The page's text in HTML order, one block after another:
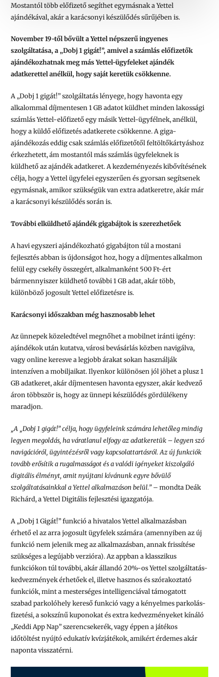
Mostantól több előfizető segíthet egymásnak a Yettel
ajándékával, akár a karácsonyi készülődés sűrűjében is.
November 19-től bővült a Yettel népszerű ingyenes
szolgáltatása, a „Dobj 1 gigát!”, amivel a számlás előfizetők
ajándékozhatnak meg más Yettel-ügyfeleket ajándék
adatkerettel anélkül, hogy saját keretük csökkenne.
A „Dobj 1 gigát!” szolgáltatás lényege, hogy havonta egy
alkalommal díjmentesen 1 GB adatot küldhet minden lakossági
számlás Yettel-előfizető egy másik Yettel-ügyfélnek, anélkül,
hogy a küldő előfizetés adatkerete csökkenne. A giga-
ajándékozás eddig csak számlás előfizetőtől feltöltőkártyáshoz
érkezhetett, ám mostantól más számlás ügyfeleknek is
küldhető az ajándék adatkeret. A kezdeményezés kibővítésének
célja, hogy a Yettel ügyfelei egyszerűen és gyorsan segítsenek
egymásnak, amikor szükségük van extra adatkeretre, akár már
a karácsonyi készülődés során is.
További elküldhető ajándék gigabájtok is szerezhetőek
A havi egyszeri ajándékozható gigabájton túl a mostani
fejlesztés abban is újdonságot hoz, hogy a díjmentes alkalmon
felül egy csekély összegért, alkalmanként 500 Ft-ért
bármennyiszer küldhető további 1 GB adat, akár több,
különböző jogosult Yettel előfizetésre is.
Karácsonyi időszakban még hasznosabb lehet
Az ünnepek közeledtével megnőhet a mobilnet iránti igény:
ajándékok után kutatva, városi bevásárlás közben navigálva,
vagy online keresve a legjobb árakat sokan használják
intenzíven a mobiljaikat. Ilyenkor különösen jól jöhet a plusz 1
GB adatkeret, akár díjmentesen havonta egyszer, akár kedvező
áron többször is, hogy az ünnepi készülődés gördülékeny
maradjon.
„A „Dobj 1 gigát!” célja, hogy ügyfeleink számára lehetőleg mindig
legyen megoldás, ha váratlanul elfogy az adatkeretük – legyen szó
navigációról, ügyintézésről vagy kapcsolattartásról. Az új funkciók
tovább erősítik a rugalmasságot és a valódi igényeket kiszolgáló
digitális élményt, amit nyújtani kívánunk egyre bővülő
szolgáltatásainkkal a Yettel alkalmazáson belül.”– mondta Deák
Richárd, a Yettel Digitális fejlesztési igazgatója.
A „Dobj 1 Gigát!” funkció a hivatalos Yettel alkalmazásban
érhető el az arra jogosult ügyfelek számára (amennyiben az új
funkció nem jelenik meg az alkalmazásban, annak frissítése
szükséges a legújabb verzióra). Az appban a klasszikus
funkciókon túl további, akár állandó 20%-os Yettel szolgáltatás-
kedvezmények érhetőek el, illetve hasznos és szórakoztató
funkciók, mint a mesterséges intelligenciával támogatott
szabad parkolóhely kereső funkció vagy a kényelmes parkolás-
fizetési, a sokszínű kuponokat és extra kedvezményeket kínáló
„Keddi App Nap” szerencsekerék, vagy éppen a játékos
időtöltést nyújtó edukatív kvízjátékok, amikért érdemes akár
naponta visszatérni.